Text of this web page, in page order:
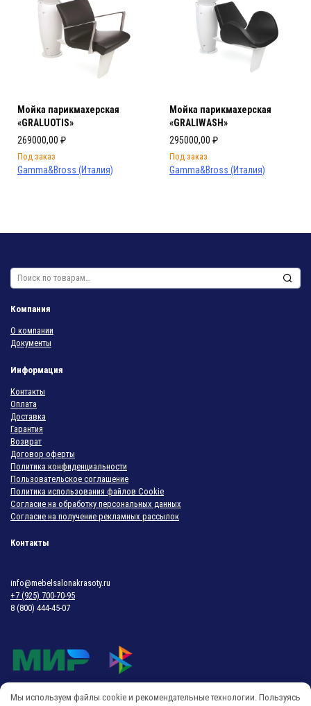
Мойка парикмахерская
«GRALUOTIS»
269000,00 ₽
Под заказ
Gamma&Bross (Италия)
Мойка парикмахерская
«GRALIWASH»
295000,00 ₽
Под заказ
Gamma&Bross (Италия)
Искать:
Компания
О компании
Документы
Информация
Контакты
Оплата
Доставка
Гарантия
Возврат
Договор оферты
Политика конфиденциальности
Пользовательское соглашение
Политика использования файлов Cookie
Согласие на обработку персональных данных
Согласие на получение рекламных рассылок
Контакты
info@mebelsalonakrasoty.ru
+7 (925) 700-70-95
8 (800) 444-45-07
© 2018-2026 Мебель Салона Красоты
Мы используем файлы cookie и рекомендательные технологии. Пользуясь